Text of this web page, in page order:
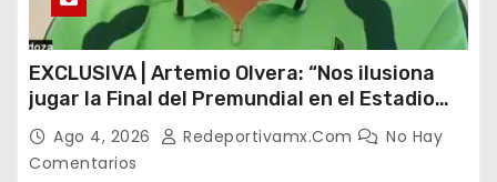
EXCLUSIVA | Artemio Olvera: “Nos ilusiona
jugar la Final del Premundial en el Estadio
Banorte”
Ago 4, 2026 Redeportivamx.com
No Hay
Comentarios